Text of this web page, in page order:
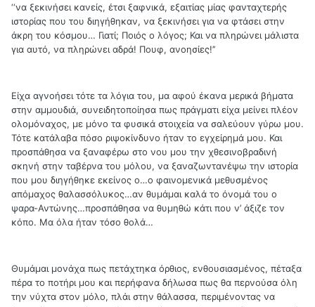
‘‘να ξεκινήσει κανείς, έτσι ξαφνικά, εξαιτίας μίας φανταχτερής
ιστορίας που του διηγήθηκαν, να ξεκινήσει για να φτάσει στην
άκρη του κόσμου… Γιατί; Ποιός ο λόγος; Και να πληρώνει μάλιστα
για αυτό, να πληρώνει αδρά! Πουφ, ανοησίες!’’
Είχα αγνοήσει τότε τα λόγια του, μα αφού έκανα μερικά βήματα
στην αμμουδιά, συνειδητοποίησα πως πράγματι είχα μείνει πλέον
ολομόναχος, με μόνο τα φυσικά στοιχεία να σαλεύουν γύρω μου.
Τότε κατάλαβα πόσο ριψοκίνδυνο ήταν το εγχείρημά μου. Και
προσπάθησα να ξαναφέρω στο νου μου την χθεσινοβραδινή
σκηνή στην ταβέρνα του μόλου, να ξαναζωντανέψω την ιστορία
που μου διηγήθηκε εκείνος ο…ο φαινομενικά μεθυσμένος
απόμαχος θαλασσόλυκος…αν θυμάμαι καλά το όνομά του ο
ψαρα-Αντώνης…προσπάθησα να θυμηθώ κάτι που ν’ άξιζε τον
κόπο. Μα όλα ήταν τόσο θολά…
Θυμάμαι μονάχα πως πετάχτηκα όρθιος, ενθουσιασμένος, πέταξα
πέρα το ποτήρι μου και περήφανα δήλωσα πως θα περνούσα όλη
την νύχτα στον μόλο, πλάι στην θάλασσα, περιμένοντας να